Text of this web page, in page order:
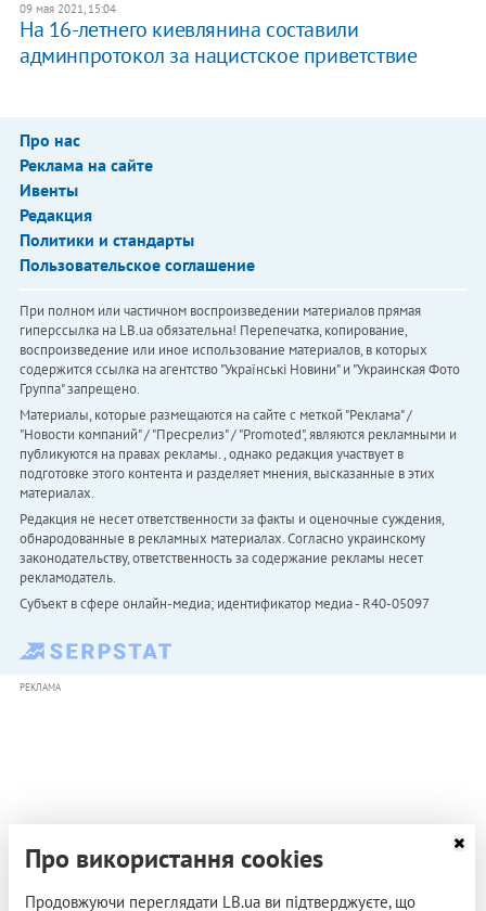
09 мая 2021, 15:04
На 16-летнего киевлянина составили
админпротокол за нацистское приветствие
Про нас
Реклама на сайте
Ивенты
Редакция
Политики и стандарты
Пользовательское соглашение
При полном или частичном воспроизведении материалов прямая
гиперссылка на LB.ua обязательна! Перепечатка, копирование,
воспроизведение или иное использование материалов, в которых
содержится ссылка на агентство "Українськi Новини" и "Украинская Фото
Группа" запрещено.
Материалы, которые размещаются на сайте с меткой "Реклама" /
"Новости компаний" / "Пресрелиз" / "Promoted", являются рекламными и
публикуются на правах рекламы. , однако редакция участвует в
подготовке этого контента и разделяет мнения, высказанные в этих
материалах.
Редакция не несет ответственности за факты и оценочные суждения,
обнародованные в рекламных материалах. Согласно украинскому
законодательству, ответственность за содержание рекламы несет
рекламодатель.
Субъект в сфере онлайн-медиа; идентификатор медиа - R40-05097
РЕКЛАМА
Про використання cookies
Продовжуючи переглядати LB.ua ви підтверджуєте, що